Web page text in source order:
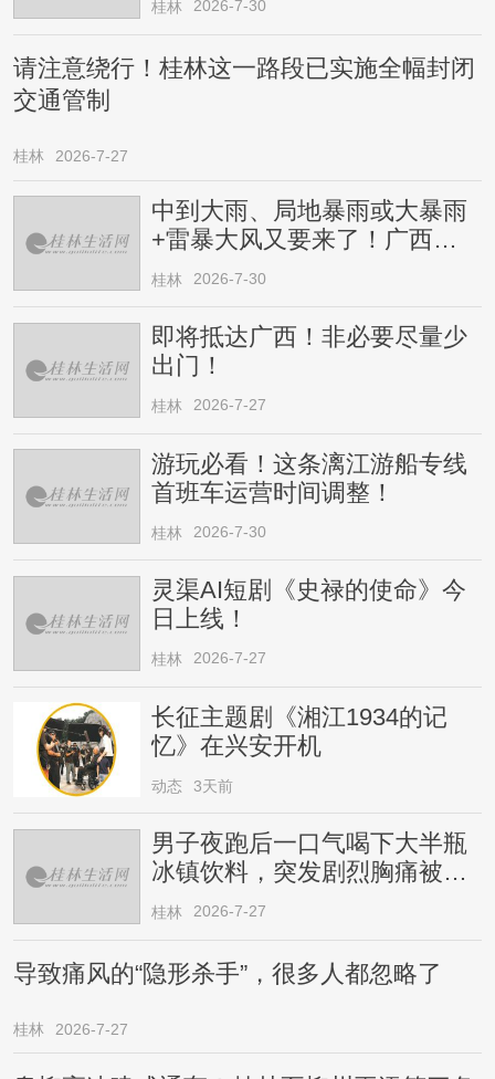
桂林 2026-7-30
请注意绕行！桂林这一路段已实施全幅封闭
交通管制
桂林 2026-7-27
中到大雨、局地暴雨或大暴雨
+雷暴大风又要来了！广西人
请注意
桂林 2026-7-30
即将抵达广西！非必要尽量少
出门！
桂林 2026-7-27
游玩必看！这条漓江游船专线
首班车运营时间调整！
桂林 2026-7-30
灵渠AI短剧《史禄的使命》今
日上线！
桂林 2026-7-27
长征主题剧《湘江1934的记
忆》在兴安开机
动态 3天前
男子夜跑后一口气喝下大半瓶
冰镇饮料，突发剧烈胸痛被送
医！医生提醒→
桂林 2026-7-27
导致痛风的“隐形杀手”，很多人都忽略了
桂林 2026-7-27